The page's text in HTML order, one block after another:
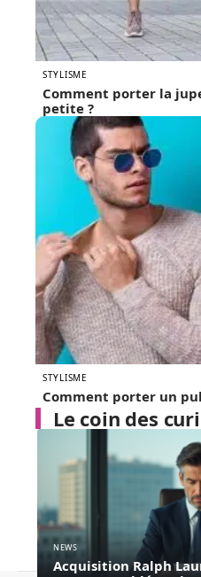
STYLISME
Comment porter la
petite ?
STYLISME
Comment porter un
Le coin des
NEWS
Acquisition Ralph